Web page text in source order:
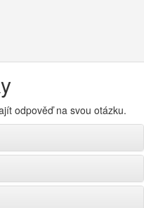
odpověď na svou otázku.